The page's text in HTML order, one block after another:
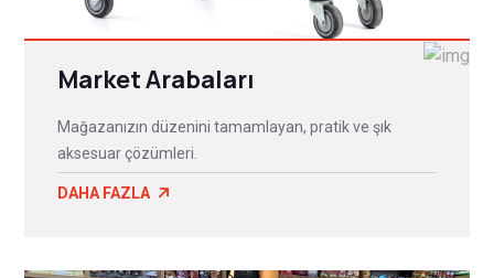
Market Arabaları
Mağazanızın düzenini tamamlayan, pratik ve şık
aksesuar çözümleri.
DAHA FAZLA